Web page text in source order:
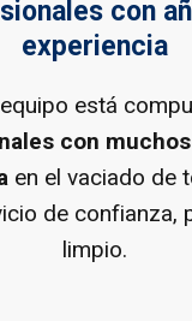
con
experiencia
está
con
en el vaciado de
de confianza,
limpio.